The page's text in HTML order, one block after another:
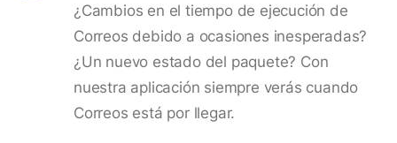
¿Cambios en el tiempo de ejecución de
Correos debido a ocasiones inesperadas?
¿Un nuevo estado del paquete? Con
nuestra aplicación siempre verás cuando
Correos está por llegar.